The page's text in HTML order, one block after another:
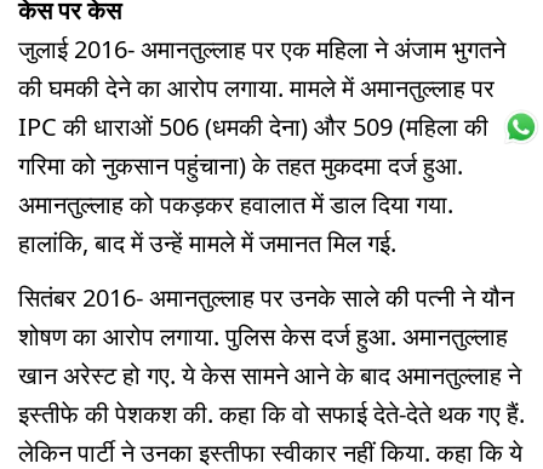
केस पर केस
जुलाई 2016- अमानतुल्लाह पर एक महिला ने अंजाम भुगतने
की घमकी देने का आरोप लगाया. मामले में अमानतुल्लाह पर
IPC की धाराओं 506 (धमकी देना) और 509 (महिला की
गरिमा को नुकसान पहुंचाना) के तहत मुकदमा दर्ज हुआ.
अमानतुल्लाह को पकड़कर हवालात में डाल दिया गया.
हालांकि, बाद में उन्हें मामले में जमानत मिल गई.
सितंबर 2016- अमानतुल्लाह पर उनके साले की पत्नी ने यौन
शोषण का आरोप लगाया. पुलिस केस दर्ज हुआ. अमानतुल्लाह
खान अरेस्ट हो गए. ये केस सामने आने के बाद अमानतुल्लाह ने
इस्तीफे की पेशकश की. कहा कि वो सफाई देते-देते थक गए हैं.
लेकिन पार्टी ने उनका इस्तीफा स्वीकार नहीं किया. कहा कि ये